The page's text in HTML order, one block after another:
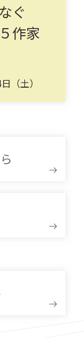
ぐ
作家
（土）